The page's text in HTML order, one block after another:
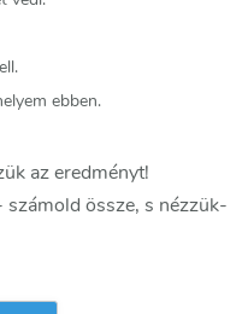
ebben.
az eredményt!
össze, s nézzük-